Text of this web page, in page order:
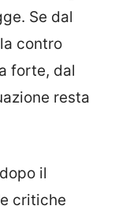
Se dal
contro
forte, dal
resta
il
critiche